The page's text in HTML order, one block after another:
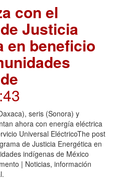
con el
Justicia
en beneficio
seris (Sonora) y
ahora con energía eléctrica
Universal EléctricoThe post
de Justicia Energética en
indígenas de México
| Noticias, información